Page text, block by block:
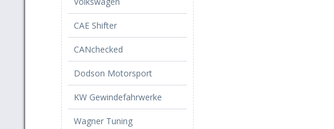
CAE Shifter
CANchecked
Dodson Motorsport
KW Gewindefahrwerke
Wagner Tuning